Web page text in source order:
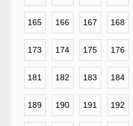
165 166 167 168
173 174 175 176
181 182 183 184
189 190 191 192